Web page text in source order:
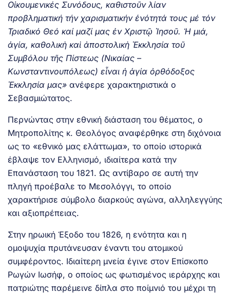
Οἰκουμενικές Συνόδους, κα­θι­στοῦν λίαν
προβληματική τήν χα­ρι­σμα­τι­κήν ἑνότη­τά τους μέ τόν
Τρι­α­δι­κό Θε­ό καί μα­ζί μας ἐν Χρι­στῷ Ἰησοῦ. Ἡ μιά,
ἁγία, καθολικὴ καὶ ἀποστολικὴ Ἐκκλησία τοῦ
Συμβόλου τῆς Πίστεως (Νικαίας –
Κωνσταντινουπόλεως) εἶναι ἡ ἁγία ὀρθόδοξος
Ἐκκλησία μας» ανέφερε χαρακτηριστικά ο
Σεβασμιώτατος.
Περνώντας στην εθνική διάσταση του θέματος, ο
Μητροπολίτης κ. Θεολόγος αναφέρθηκε στη διχόνοια
ως το «εθνικό μας ελάττωμα», το οποίο ιστορικά
έβλαψε τον Ελληνισμό, ιδιαίτερα κατά την
Επανάσταση του 1821. Ως αντίβαρο σε αυτή την
πληγή προέβαλε το Μεσολόγγι, το οποίο
χαρακτήρισε σύμβολο διαρκούς αγώνα, αλληλεγγύης
και αξιοπρέπειας.
Στην ηρωική Έξοδο του 1826, η ενότητα και η
ομοψυχία πρυτάνευσαν έναντι του ατομικού
συμφέροντος. Ιδιαίτερη μνεία έγινε στον Επίσκοπο
Ρωγών Ιωσήφ, ο οποίος ως φωτισμένος ιεράρχης και
πατριώτης παρέμεινε δίπλα στο ποίμνιό του μέχρι τη